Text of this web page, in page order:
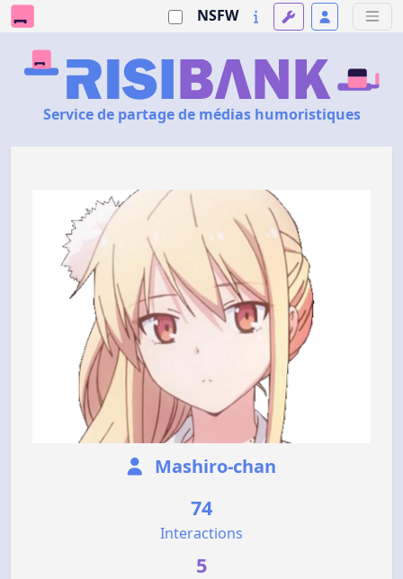
NSFW
Service de partage de médias humoristiques
Mashiro-chan
74
Interactions
5